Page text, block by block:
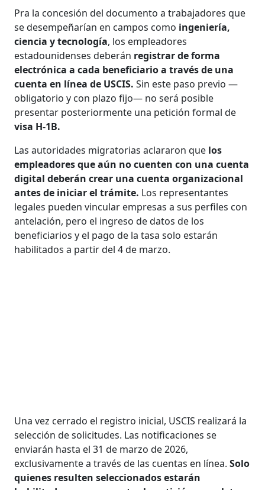
Pra la concesión del documento a trabajadores que
se desempeñarían en campos como ingeniería,
ciencia y tecnología, los empleadores
estadounidenses deberán registrar de forma
electrónica a cada beneficiario a través de una
cuenta en línea de USCIS.Sin este paso previo —
obligatorio y con plazo fijo— no será posible
presentar posteriormente una petición formal de
visa H-1B.
Las autoridades migratorias aclararon que los
empleadores que aún no cuenten con una cuenta
digital deberán crear una cuenta organizacional
antes de iniciar el trámite. Los representantes
legales pueden vincular empresas a sus perfiles con
antelación, pero el ingreso de datos de los
beneficiarios y el pago de la tasa solo estarán
habilitados a partir del 4 de marzo.
Una vez cerrado el registro inicial, USCIS realizará la
selección de solicitudes. Las notificaciones se
enviarán hasta el 31 de marzo de 2026,
exclusivamente a través de las cuentas en línea.Solo
quienes resulten seleccionados estarán